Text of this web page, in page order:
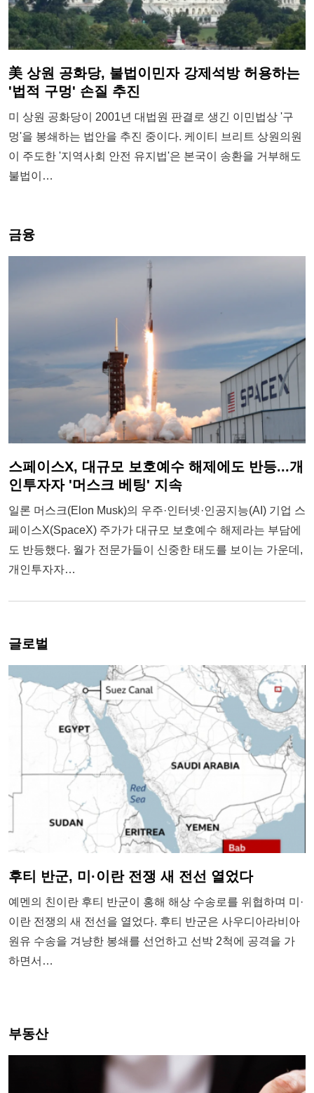
美 상원 공화당, 불법이민자 강제석방 허용하는
'법적 구멍' 손질 추진
미 상원 공화당이 2001년 대법원 판결로 생긴 이민법상 '구
멍'을 봉쇄하는 법안을 추진 중이다. 케이티 브리트 상원의원
이 주도한 '지역사회 안전 유지법'은 본국이 송환을 거부해도
불법이…
금융
스페이스X, 대규모 보호예수 해제에도 반등...개
인투자자 '머스크 베팅' 지속
일론 머스크(Elon Musk)의 우주·인터넷·인공지능(AI) 기업 스
페이스X(SpaceX) 주가가 대규모 보호예수 해제라는 부담에
도 반등했다. 월가 전문가들이 신중한 태도를 보이는 가운데,
개인투자자…
글로벌
후티 반군, 미·이란 전쟁 새 전선 열었다
예멘의 친이란 후티 반군이 홍해 해상 수송로를 위협하며 미·
이란 전쟁의 새 전선을 열었다. 후티 반군은 사우디아라비아
원유 수송을 겨냥한 봉쇄를 선언하고 선박 2척에 공격을 가
하면서…
부동산